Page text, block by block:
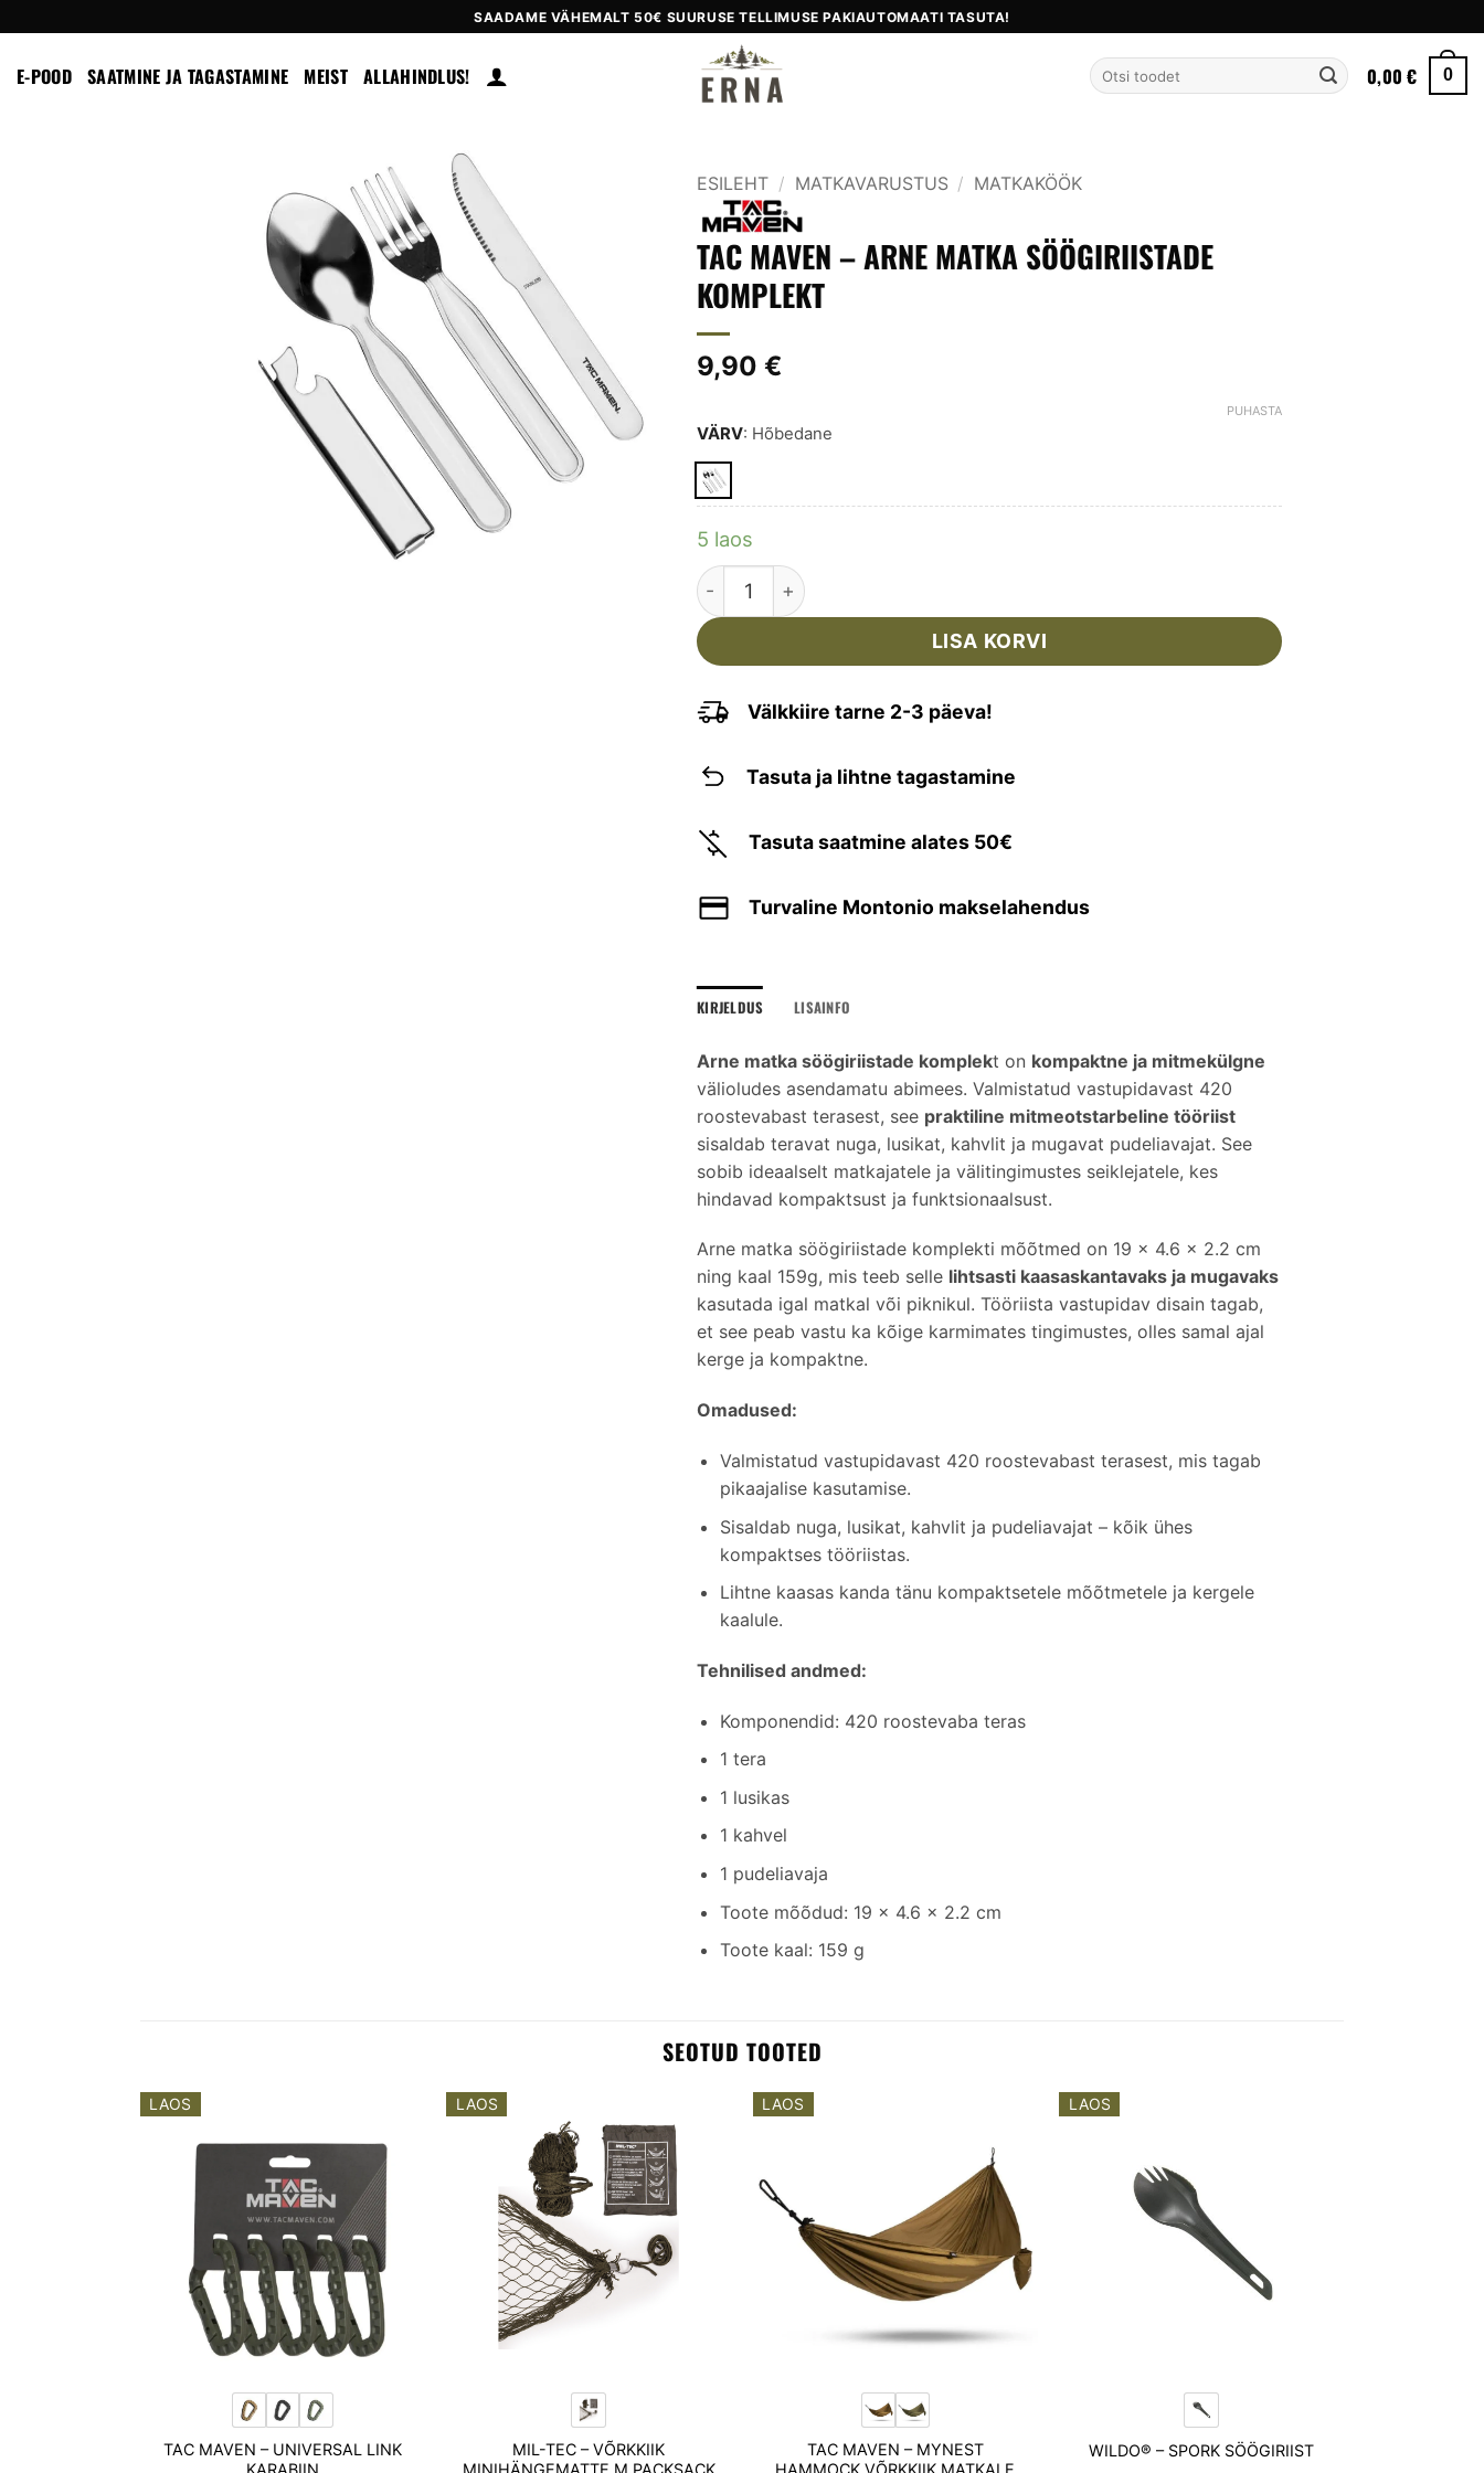
to
content
SAADAME VÄHEMALT 50€ SUURUSE TELLIMUSE PAKIAUTOMAATI TASUTA!
E-POOD SAATMINE JA TAGASTAMINE MEIST ALLAHINDLUS! Otsi: 0,00€ 0
ESILEHT / MATKAVARUSTUS / MATKAKÖÖK
TAC MAVEN – ARNE MATKA SÖÖGIRIISTADE
KOMPLEKT
9,90 €
VÄRV: Hõbedane
PUHASTA
5 laos
TAC MAVEN - ARNE MATKA SÖÖGIRIISTADE KOMPLEKT kogus
LISA KORVI
Välkkiire tarne 2-3 päeva!
Tasuta ja lihtne tagastamine
Tasuta saatmine alates 50€
Turvaline Montonio makselahendus
KIRJELDUS LISAINFO
Arne matka söögiriistade komplekt on kompaktne ja mitmekülgne
välioludes asendamatu abimees. Valmistatud vastupidavast 420
roostevabast terasest, see praktiline mitmeotstarbeline tööriist
sisaldab teravat nuga, lusikat, kahvlit ja mugavat pudeliavajat. See
sobib ideaalselt matkajatele ja välitingimustes seiklejatele, kes
hindavad kompaktsust ja funktsionaalsust.
Arne matka söögiriistade komplekti mõõtmed on 19 x 4.6 x 2.2 cm
ning kaal 159g, mis teeb selle lihtsasti kaasaskantavaks ja mugavaks
kasutada igal matkal või piknikul. Tööriista vastupidav disain tagab,
et see peab vastu ka kõige karmimates tingimustes, olles samal ajal
kerge ja kompaktne.
Omadused:
Valmistatud vastupidavast 420 roostevabast terasest, mis tagab
pikaajalise kasutamise.
Sisaldab nuga, lusikat, kahvlit ja pudeliavajat – kõik ühes
kompaktses tööriistas.
Lihtne kaasas kanda tänu kompaktsetele mõõtmetele ja kergele
kaalule.
Tehnilised andmed:
Komponendid: 420 roostevaba teras
1 tera
1 lusikas
1 kahvel
1 pudeliavaja
Toote mõõdud: 19 x 4.6 x 2.2 cm
Toote kaal: 159 g
SEOTUD TOOTED
LAOS
Add to
wishlist
TAC MAVEN – UNIVERSAL LINK
KARABIIN
LAOS
Add to
wishlist
MIL-TEC – VÕRKKIIK
MINIHÄNGEMATTE M.PACKSACK
LAOS
Add to
wishlist
TAC MAVEN – MYNEST
HAMMOCK VÕRKKIIK MATKALE
LAOS
WILDO® – SPORK SÖÖGIRIIST